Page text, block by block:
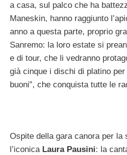
a casa, sul palco che ha
Maneskin, hanno raggiunto
anno a questa parte, proprio
Sanremo: la loro estate si
e di tour, che li vedranno
già cinque i dischi di platino
buoni”, che conquista tutte le
Ospite della gara canora per la
l’iconicaLaura Pausini: la